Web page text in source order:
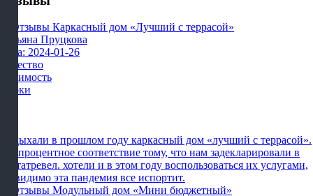
Татьяна Пруцкова
Дата: 2024-01-26
Качество
Стоимость
Сроки
Отдыхали в прошлом году каркасный дом «лучший с террасой».
сто процентное соответствие тому, что нам задекларировали в
картатревел. хотели и в этом году воспользоваться их услугами,
но видимо эта пандемия все испортит.